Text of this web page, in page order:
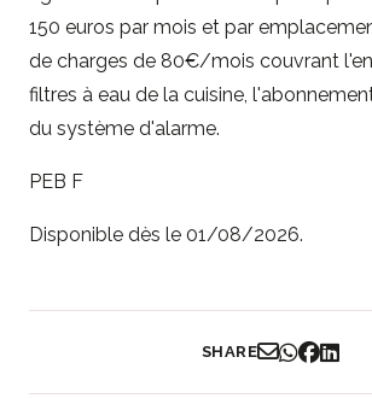
150 euros par mois et par
de charges de 80€/mois couvrant
filtres à eau de la cuisine,
du système d'alarme.
PEB F
Disponible dès le 01/08/2026.
SHARE
Partager par
Partager